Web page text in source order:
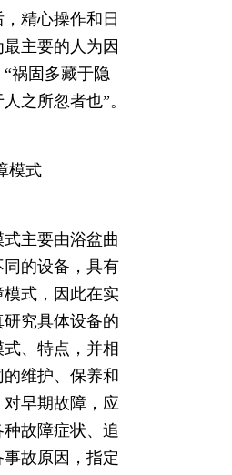
精心操作和日
主要的人为因
祸固多藏于隐
之所忽者也”。
模式
主要由浴盆曲
的设备，具有
式，因此在实
究具体设备的
、特点，并相
维护、保养和
早期故障，应
故障症状、追
故原因，指定